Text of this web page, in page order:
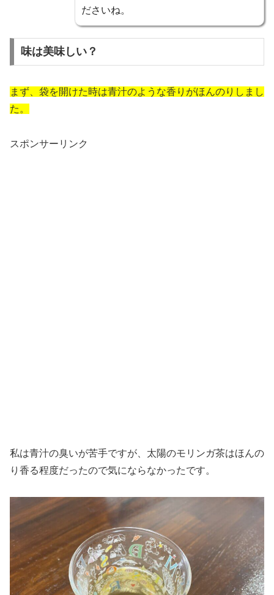
ださいね。
味は美味しい？
まず、袋を開けた時は青汁のような香りがほんのりしまし
た。
スポンサーリンク
私は青汁の臭いが苦手ですが、太陽のモリンガ茶はほんの
り香る程度だったので気にならなかったです。